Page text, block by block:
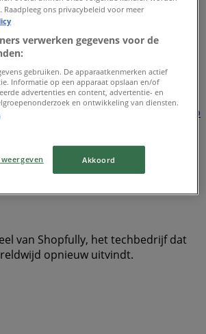
Aldi Kruidvat Nettorama
Vomar Hoogvliet
Dekamarkt
Scapino
Hubo
Decathlon Expert Etos
Markt Primera
Makro
Praxis Naanhof
Ter Stal
van Shopfully, het techbedrijf dat
opnieuw uitvindt.
Raadpleeg ons privacybeleid voor meer
verwerken gegevens voor de
gebruiken. De apparaatkenmerken actief
Informatie op een apparaat opslaan en/of
advertenties en content, advertentie- en
en ontwikkeling van diensten.
Akkoord